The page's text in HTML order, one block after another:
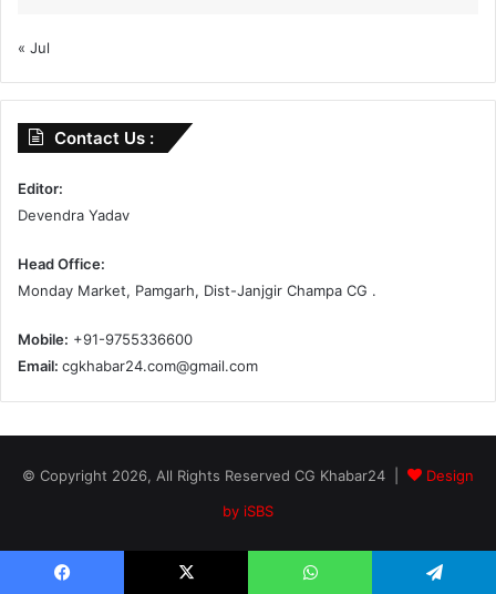
« Jul
Contact Us :
Editor:
Devendra Yadav
Head Office:
Monday Market, Pamgarh, Dist-Janjgir Champa CG .
Mobile: +91-9755336600
Email: cgkhabar24.com@gmail.com
© Copyright 2026, All Rights Reserved CG Khabar24 |
Design
by iSBS